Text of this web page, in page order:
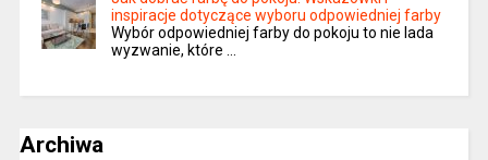
inspiracje dotyczące wyboru odpowiedniej farby
Wybór odpowiedniej farby do pokoju to nie lada
wyzwanie, które …
Archiwa